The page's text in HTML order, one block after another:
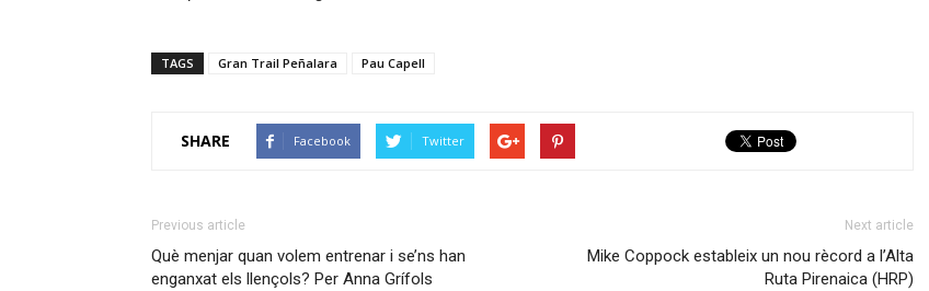
TAGS Gran Trail Peñalara Pau Capell
SHARE Facebook Twitter
Previous article
Què menjar quan volem entrenar i se’ns han
enganxat els llençols? Per Anna Grífols
Next article
Mike Coppock estableix un nou rècord a l’Alta
Ruta Pirenaica (HRP)